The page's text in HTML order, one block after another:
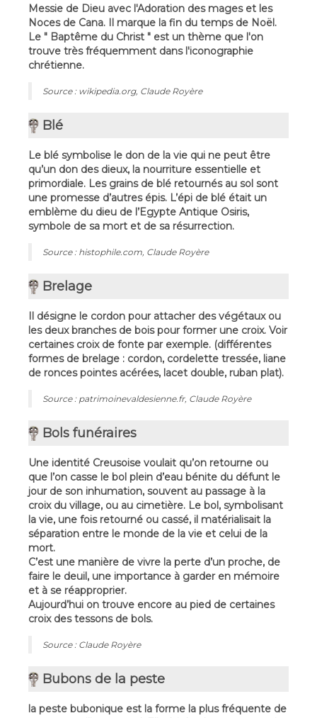
Messie de Dieu avec l'Adoration des mages et les
Noces de Cana. Il marque la fin du temps de Noël.
Le " Baptême du Christ " est un thème que l'on
trouve très fréquemment dans l'iconographie
chrétienne.
Source : wikipedia.org, Claude Royère
Blé
Le blé symbolise le don de la vie qui ne peut être
qu’un don des dieux, la nourriture essentielle et
primordiale. Les grains de blé retournés au sol sont
une promesse d’autres épis. L’épi de blé était un
emblème du dieu de l’Egypte Antique Osiris,
symbole de sa mort et de sa résurrection.
Source : histophile.com, Claude Royère
Brelage
Il désigne le cordon pour attacher des végétaux ou
les deux branches de bois pour former une croix. Voir
certaines croix de fonte par exemple. (différentes
formes de brelage : cordon, cordelette tressée, liane
de ronces pointes acérées, lacet double, ruban plat).
Source : patrimoinevaldesienne.fr, Claude Royère
Bols funéraires
Une identité Creusoise voulait qu’on retourne ou
que l’on casse le bol plein d’eau bénite du défunt le
jour de son inhumation, souvent au passage à la
croix du village, ou au cimetière. Le bol, symbolisant
la vie, une fois retourné ou cassé, il matérialisait la
séparation entre le monde de la vie et celui de la
mort.
C’est une manière de vivre la perte d’un proche, de
faire le deuil, une importance à garder en mémoire
et à se réapproprier.
Aujourd’hui on trouve encore au pied de certaines
croix des tessons de bols.
Source : Claude Royère
Bubons de la peste
la peste bubonique est la forme la plus fréquente de